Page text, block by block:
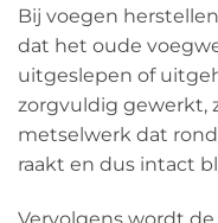
Bij voegen
dat het oude
uitgeslepen of
zorgvuldig gewerkt,
metselwerk dat
raakt en dus intact